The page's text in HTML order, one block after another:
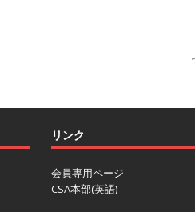
リンク
会員専用ページ
CSA本部(英語)